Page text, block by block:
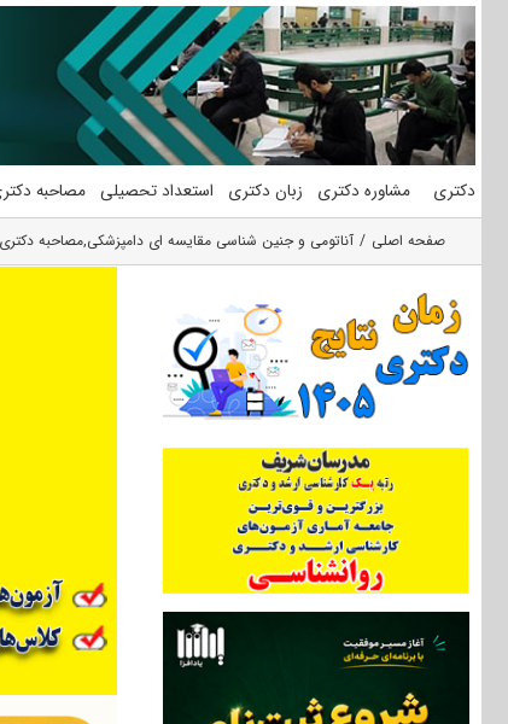
محتوا
دکتری مشاوره دکتری زبان دکتری استعداد تحصیلی مصاحبه
صفحه اصلی آناتومی و جنین شناسی مقایسه ای دامپزشکی,مصاحبه دکتری